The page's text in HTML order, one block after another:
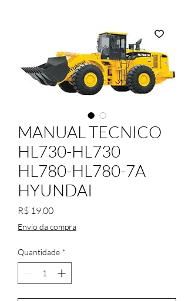
MANUAL TECNICO
HL730-HL730
HL780-HL780-7A
HYUNDAI
R$ 19,00Preço
Envio da compra
Quantidade *